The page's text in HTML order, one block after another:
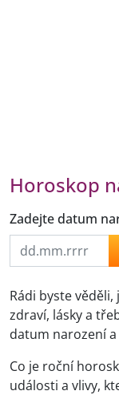
Horoskop
Zadejte datum
Rádi byste
zdraví, lásky a
datum narození
Co je roční
události a vlivy,